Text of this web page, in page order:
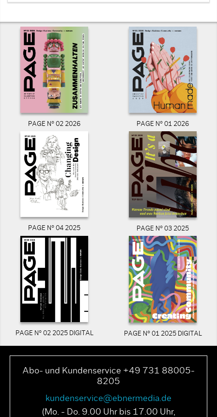
PAGE N° 02 2026 PAGE N° 01 2026
PAGE N° 04 2025 PAGE N° 03 2025
PAGE N° 02 2025 DIGITAL PAGE N° 01 2025 DIGITAL
Abo- und Kundenservice +49 731 88005-
8205
kundenservice@ebnermedia.de
(Mo. - Do. 9.00 Uhr bis 17.00 Uhr,